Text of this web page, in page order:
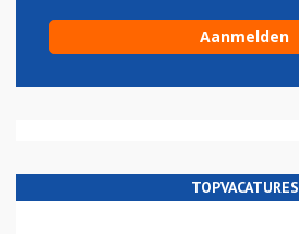
TOPVACATURES